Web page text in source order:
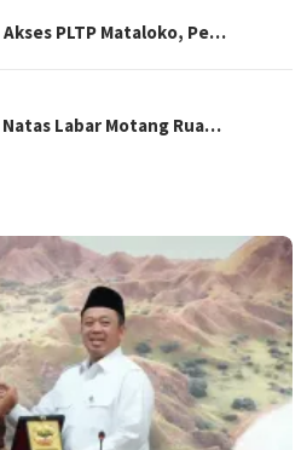
Akses PLTP Mataloko, Pe…
Natas Labar Motang Rua…